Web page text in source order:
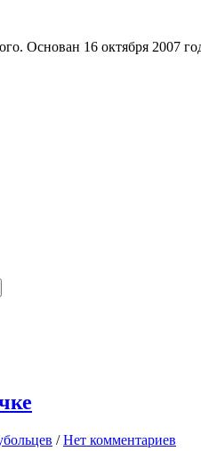
Основан 16 октября 2007
/Нет комментариев